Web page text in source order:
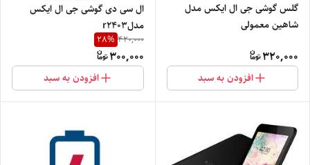
گلس گوشی جی ال ایکس مدل
شاهین معمولی
320,000
افزودن به سبد
ال سی دی گوشی جی ال ایکس
مدلr2403
420,000
28%
300,000
افزودن به سبد